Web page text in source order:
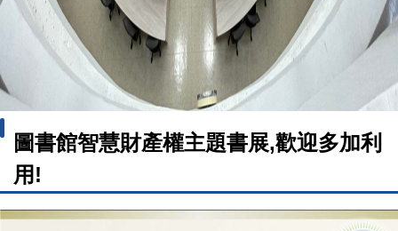
圖書館智慧財產權主題書展,歡迎多加利
用!